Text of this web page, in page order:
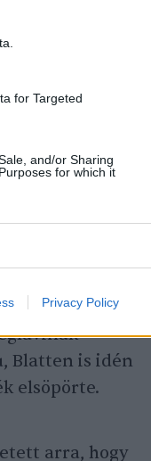
for Targeted
and/or Sharing
for which it
Privacy Policy
Svájc
rendkívül
a hegyek
Blatten is idén
elsöpörte.
arra, hogy